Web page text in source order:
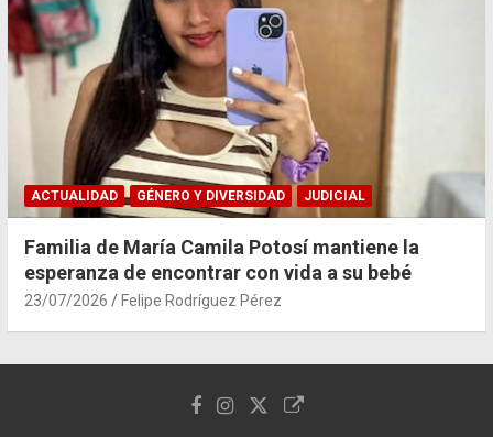
ACTUALIDAD GÉNERO Y DIVERSIDAD JUDICIAL
Familia de María Camila Potosí mantiene la
esperanza de encontrar con vida a su bebé
23/07/2026 Felipe Rodríguez Pérez